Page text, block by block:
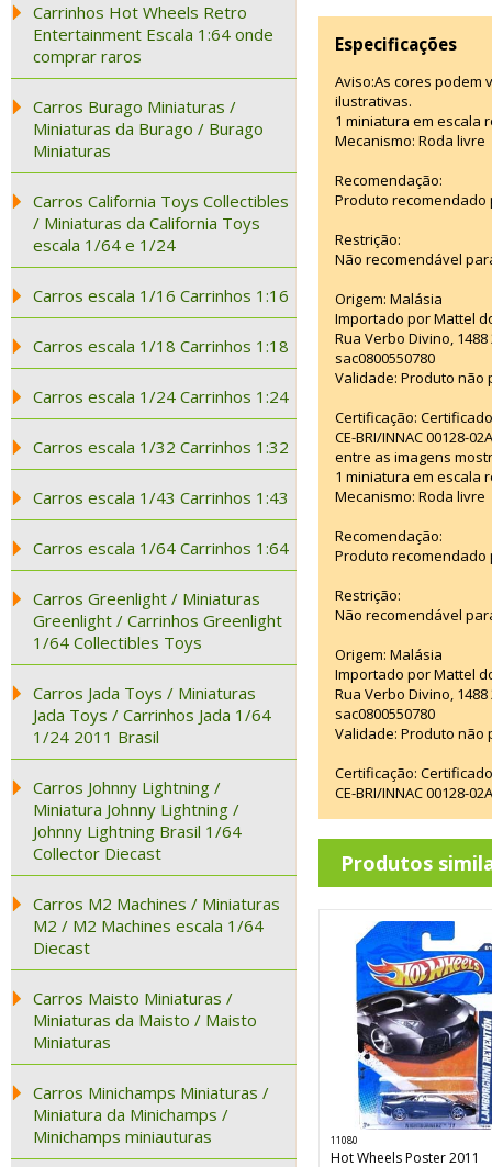
Carrinhos Hot Wheels Retro
Entertainment Escala 1:64 onde
comprar raros
Carros Burago Miniaturas /
Miniaturas da Burago / Burago
Miniaturas
Carros California Toys Collectibles
/ Miniaturas da California Toys
escala 1/64 e 1/24
Carros escala 1/16 Carrinhos 1:16
Carros escala 1/18 Carrinhos 1:18
Carros escala 1/24 Carrinhos 1:24
Carros escala 1/32 Carrinhos 1:32
Carros escala 1/43 Carrinhos 1:43
Carros escala 1/64 Carrinhos 1:64
Carros Greenlight / Miniaturas
Greenlight / Carrinhos Greenlight
1/64 Collectibles Toys
Carros Jada Toys / Miniaturas
Jada Toys / Carrinhos Jada 1/64
1/24 2011 Brasil
Carros Johnny Lightning /
Miniatura Johnny Lightning /
Johnny Lightning Brasil 1/64
Collector Diecast
Carros M2 Machines / Miniaturas
M2 / M2 Machines escala 1/64
Diecast
Carros Maisto Miniaturas /
Miniaturas da Maisto / Maisto
Miniaturas
Carros Minichamps Miniaturas /
Miniatura da Minichamps /
Minichamps miniauturas
Especificações
Aviso:As cores podem
ilustrativas.
1 miniatura em escala
Mecanismo: Roda livre
Recomendação:
Produto recomendado
Restrição:
Não recomendável
Origem: Malásia
Importado por Mattel
Rua Verbo Divino,
sac0800550780
Validade: Produto não
Certificação:
CE-BRI/INNAC 00128-
entre as imagens
1 miniatura em escala
Mecanismo: Roda livre
Recomendação:
Produto recomendado
Restrição:
Não recomendável
Origem: Malásia
Importado por Mattel
Rua Verbo Divino,
sac0800550780
Validade: Produto não
Certificação:
CE-BRI/INNAC 00128-
Produtos
11080
Hot Wheels Poster 2011